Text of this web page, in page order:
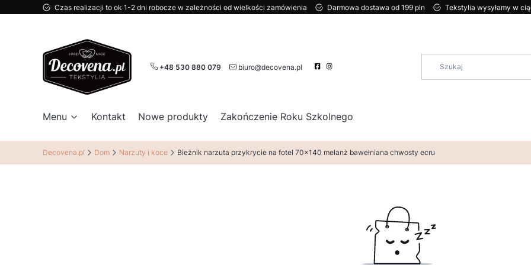
Czas realizacji to ok 1-2 dni robocze w zależności od wielkości zamówienia Darmowa dostawa od 199 pln Tekstylia wysyłamy w
+48 530 880 079 biuro@decovena.pl
Menu Kontakt Nowe produkty Zakończenie Roku Szkolnego
Decovena.pl Dom Narzuty i koce Bieżnik narzuta przykrycie na fotel 70x140 melanż bawełniana chwosty ecru